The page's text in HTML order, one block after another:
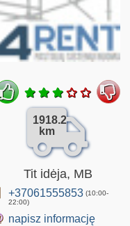
1918.2
km
Tit idėja, MB
+37061555853 (10:00-
22:00)
napisz informację